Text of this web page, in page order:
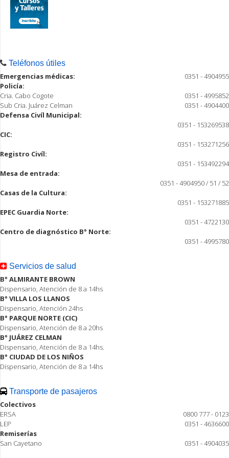
Teléfonos útiles
Emergencias médicas:
0351 - 4904955
Policía:
Cria. Cabo Cogote
0351 - 4995852
Sub Cria. Juárez Celman
0351 - 4904400
Defensa Civíl Municipal:
0351 - 153269538
CIC:
0351 - 153271256
Registro Civíl:
0351 - 153492294
Mesa de entrada:
0351 - 4904950 / 51 / 52
Casas de la Cultura:
0351 - 153271885
EPEC Guardia Norte:
0351 - 4722130
Centro de diagnóstico B° Norte:
0351 - 4995780
Servicios de salud
B° ALMIRANTE BROWN
Dispensario, Atención de 8 a 14hs
B° VILLA LOS LLANOS
Dispensario, Atención 24hs
B° PARQUE NORTE (CIC)
Dispensario, Atención de 8 a 20hs
B° JUÁREZ CELMAN
Dispensario, Atención de 8 a 14hs.
B° CIUDAD DE LOS NIÑOS
Dispensario, Atención de 8 a 14hs
Transporte de pasajeros
Colectivos
ERSA
0800 777 - 0123
LEP
0351 - 4636600
Remiserías
San Cayetano
0351 - 4904035